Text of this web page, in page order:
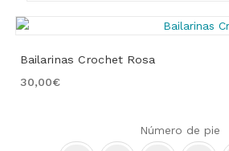
Bailarinas Crochet Rosa
30,00€
Número de pie